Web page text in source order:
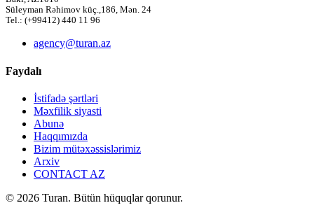
Süleyman Rəhimov küç.,186, Mən. 24
Tel.: (+99412) 440 11 96
agency@turan.az
Faydalı
İstifadə şərtləri
Məxfilik siyasti
Abunə
Haqqımızda
Bizim mütəxəssislərimiz
Arxiv
CONTACT AZ
© 2026 Turan. Bütün hüquqlar qorunur.